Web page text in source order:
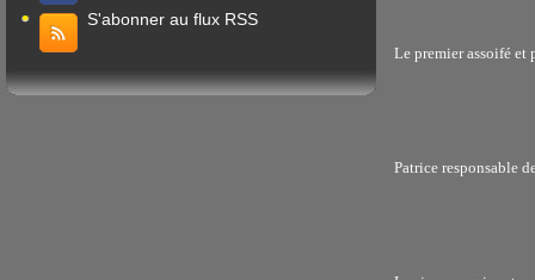
S'abonner au flux RSS
Le premier assoifé et
Patrice responsable